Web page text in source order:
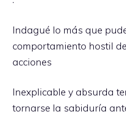
Indagué lo más que
comportamiento hostil
acciones
Inexplicable y absurda
tornarse la sabiduría